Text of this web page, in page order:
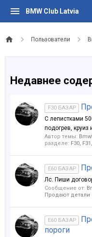
BMW Club Latvia
Пользователи
Недавнее
F30 БАЗАР
С лепистками
подогрев, круиз
Автор темы:
разделе: F30,
E60 БАЗАР
Лс. Пиши
Сообщение от:
Продают детали
E60 БАЗАР
пороги